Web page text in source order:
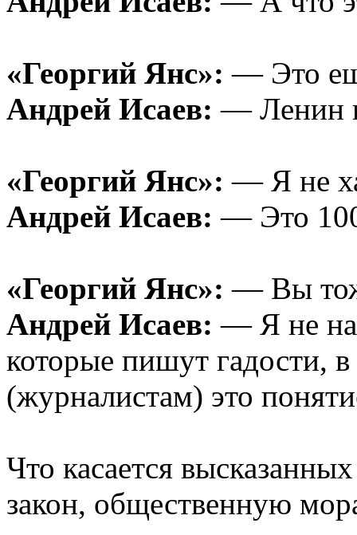
«Георгий Янс»: — Это
Андрей Исаев: — Ленин
«Георгий Янс»: — Я не
Андрей Исаев: — Это
«Георгий Янс»: — Вы
Андрей Исаев: — Я не
которые пишут гадости,
(журналистам) это
Что касается
закон, общественную